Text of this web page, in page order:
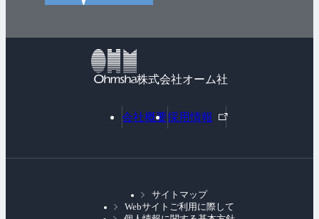
株式会社オーム社
会社概要採用情報
外
部
ン
サイトマップ
Webサイトご利用に際して